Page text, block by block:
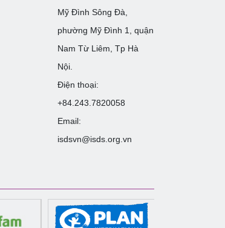
Mỹ Đình Sông Đà,
phường Mỹ Đình 1, quận
Nam Từ Liêm, Tp Hà
Nội.
Điện thoại:
+84.243.7820058
Email:
isdsvn@isds.org.vn